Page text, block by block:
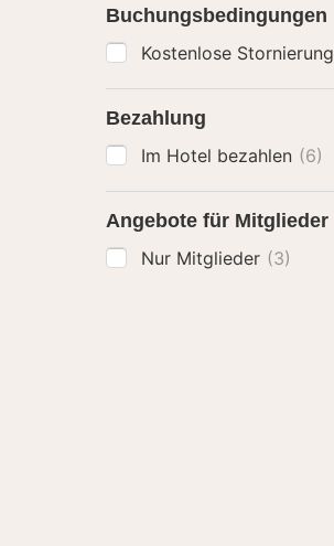
Buchungsbedingungen
Kostenlose Stornierung
Bezahlung
Im Hotel bezahlen (6)
Angebote für Mitglieder
Nur Mitglieder (3)